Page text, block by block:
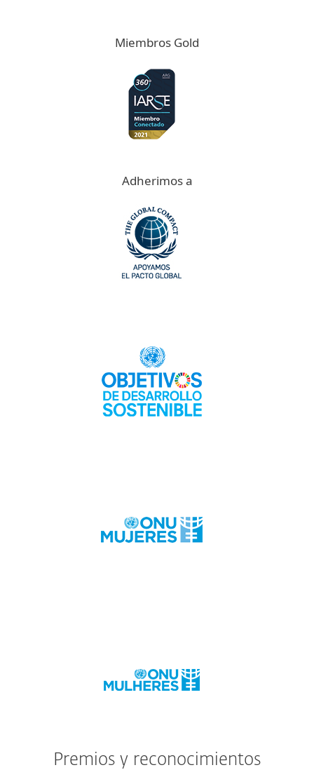
Miembros Gold
Adherimos a
Premios y reconocimientos